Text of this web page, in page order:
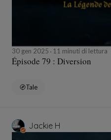
30 gen 2025 11 minuti di lettura
Épisode 79 : Diversion
Tale
Jackie H